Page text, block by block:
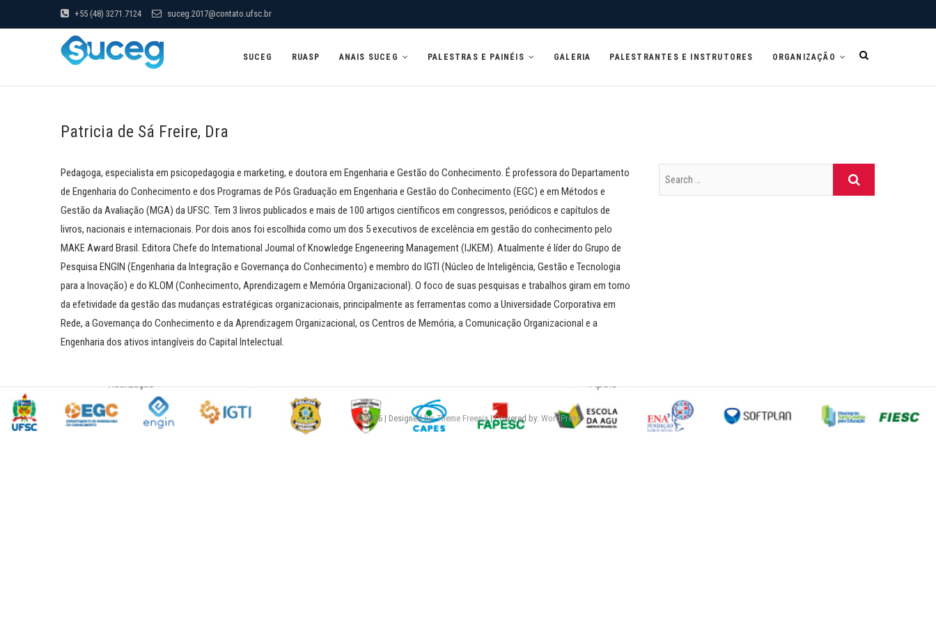
+55 (48) 3271.7124 suceg.2017@contato.ufsc.br
SUCEG RUASP ANAIS SUCEG PALESTRAS E PAINÉIS GALERIA PALESTRANTES E INSTRUTORES ORGANIZAÇÃO
Patricia de Sá Freire, Dra
Pedagoga, especialista em psicopedagogia e marketing, e doutora em Engenharia e Gestão do Conhecimento. É professora do Departamento
de Engenharia do Conhecimento e dos Programas de Pós Graduação em Engenharia e Gestão do Conhecimento (EGC) e em Métodos e
Gestão da Avaliação (MGA) da UFSC. Tem 3 livros publicados e mais de 100 artigos científicos em congressos, periódicos e capítulos de
livros, nacionais e internacionais. Por dois anos foi escolhida como um dos 5 executivos de excelência em gestão do conhecimento pelo
MAKE Award Brasil. Editora Chefe do International Journal of Knowledge Engeneering Management (IJKEM). Atualmente é líder do Grupo de
Pesquisa ENGIN (Engenharia da Integração e Governança do Conhecimento) e membro do IGTI (Núcleo de Inteligência, Gestão e Tecnologia
para a Inovação) e do KLOM (Conhecimento, Aprendizagem e Memória Organizacional). O foco de suas pesquisas e trabalhos giram em torno
da efetividade da gestão das mudanças estratégicas organizacionais, principalmente as ferramentas como a Universidade Corporativa em
Rede, a Governança do Conhecimento e da Aprendizagem Organizacional, os Centros de Memória, a Comunicação Organizacional e a
Engenharia dos ativos intangíveis do Capital Intelectual.
© 2026 | Designed by:Theme Freesia| Powered by: WordPress